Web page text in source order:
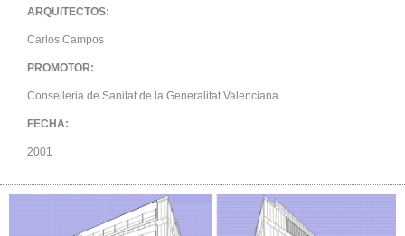
ARQUITECTOS:
Carlos Campos
PROMOTOR:
Conselleria de Sanitat de la Generalitat Valenciana
FECHA:
2001